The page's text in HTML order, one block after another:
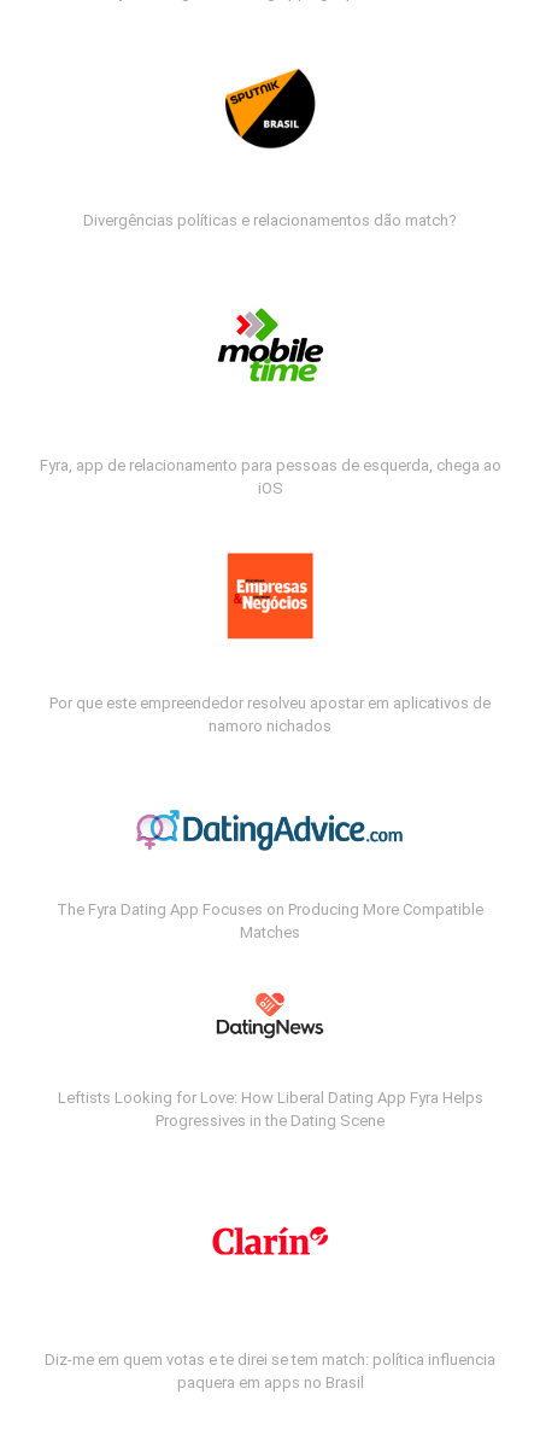
Divergências políticas e relacionamentos dão match?
Fyra, app de relacionamento para pessoas de esquerda, chega ao
iOS
Por que este empreendedor resolveu apostar em aplicativos de
namoro nichados
The Fyra Dating App Focuses on Producing More Compatible
Matches
Leftists Looking for Love: How Liberal Dating App Fyra Helps
Progressives in the Dating Scene
Diz-me em quem votas e te direi se tem match: política influencia
paquera em apps no Brasil